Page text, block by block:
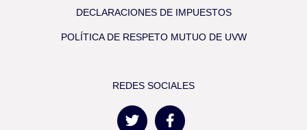
DECLARACIONES DE IMPUESTOS
POLÍTICA DE RESPETO MUTUO DE UVW
REDES SOCIALES